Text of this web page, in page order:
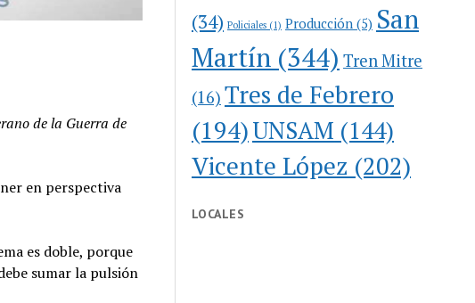
de la Guerra de
en perspectiva
es doble, porque
sumar la pulsión
(34) Policiales (1) Producción (5) San
Martín (344) Tren Mitre
(16) Tres de Febrero
(194)UNSAM (144)
Vicente López (202)
LOCALES